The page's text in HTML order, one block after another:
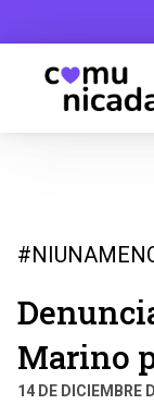
Marino
14 DE DICIEMBRE